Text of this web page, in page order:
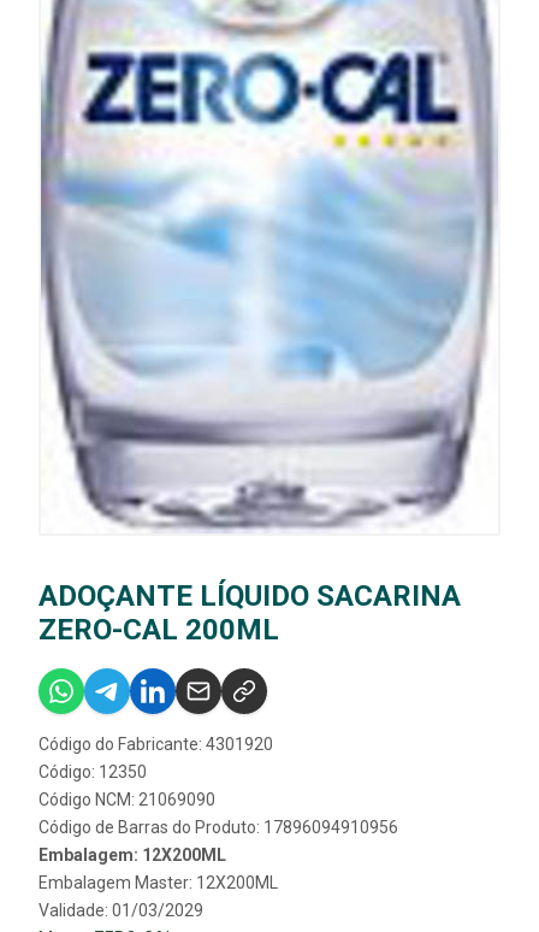
ADOÇANTE LÍQUIDO SACARINA
ZERO-CAL 200ML
Código do Fabricante: 4301920
Código: 12350
Código NCM: 21069090
Código de Barras do Produto: 17896094910956
Embalagem: 12X200ML
Embalagem Master: 12X200ML
Validade: 01/03/2029